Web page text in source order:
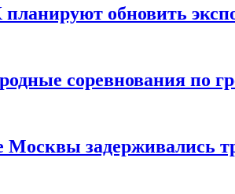
обновить
соревнования по
Москвы задерживались